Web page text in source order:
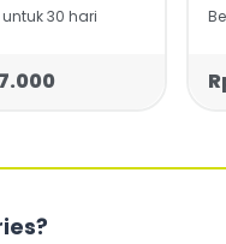
30 hari